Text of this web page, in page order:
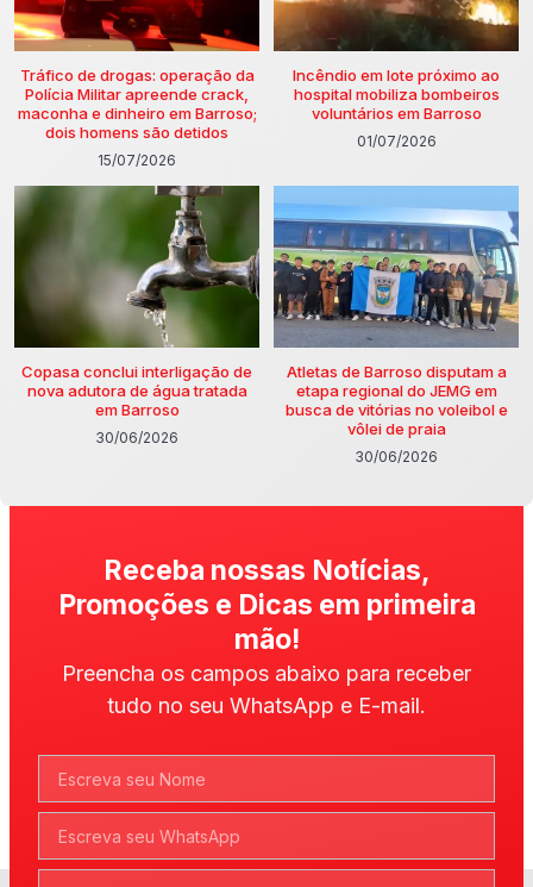
Tráfico de drogas: operação da
Polícia Militar apreende crack,
maconha e dinheiro em Barroso;
dois homens são detidos
15/07/2026
Incêndio em lote próximo ao
hospital mobiliza bombeiros
voluntários em Barroso
01/07/2026
Copasa conclui interligação de
nova adutora de água tratada
em Barroso
30/06/2026
Atletas de Barroso disputam a
etapa regional do JEMG em
busca de vitórias no voleibol e
vôlei de praia
30/06/2026
Receba nossas Notícias,
Promoções e Dicas em primeira
mão!
Preencha os campos abaixo para receber
tudo no seu WhatsApp e E-mail.